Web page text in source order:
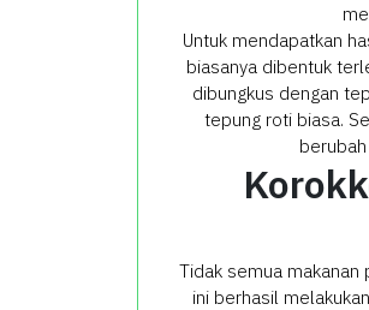
Untuk mendapatkan
biasanya dibentuk
dibungkus dengan
tepung roti biasa.
Tidak semua makanan
ini berhasil